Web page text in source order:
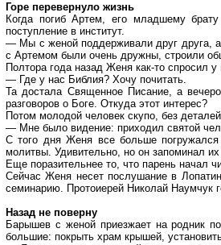
Горе перевернуло жизнь
Когда погиб Артем, его младшему
поступление в институт.
— Мы с женой поддерживали друг друга,
с Артемом были очень дружны, строили
Полтора года назад Женя как-то спросил у
— Где у нас Библия? Хочу почитать.
Та достала Священное Писание, а
разговоров о Боге. Откуда этот интерес?
Потом молодой человек скупо, без
— Мне было видение: приходил святой
С того дня Женя все больше
молитвы. Удивительно, но он запоминал их
Еще поразительнее то, что парень начал
Сейчас Женя несет послушание в
семинарию. Протоиерей Николай Наумчук
Назад не поверну
Барышев с женой приезжает на родник
большие: покрыть храм крышей,